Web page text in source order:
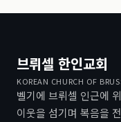
브뤼셀 한인교회
KOREAN CHURCH OF
벨기에 브뤼셀 인근에
이웃을 섬기며 복음을